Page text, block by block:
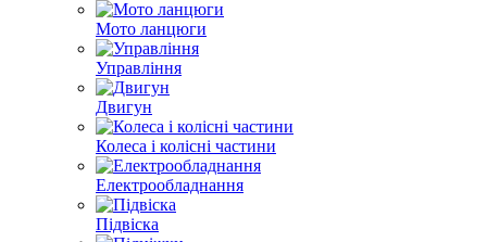
Мото ланцюги
Управління
Двигун
Колеса і колісні частини
Електрообладнання
Підвіска